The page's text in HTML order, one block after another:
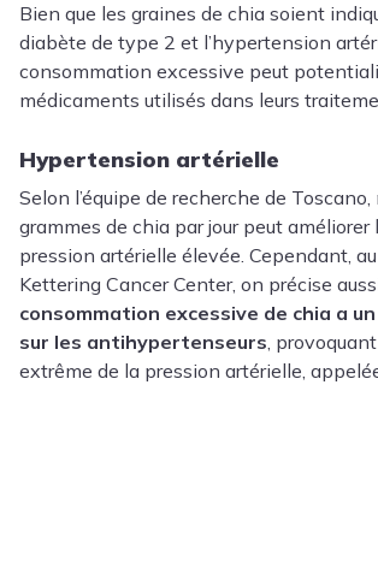
Bien que les graines de chia soient
diabète de type 2 et l’hypertension
consommation excessive peut
médicaments utilisés dans leurs
Hypertension artérielle
Selon l’équipe de recherche de
grammes de chia par jour peut
pression artérielle élevée. Cependant,
Kettering Cancer Center, on précise
consommation excessive de chia a
sur les antihypertenseurs,
extrême de la pression artérielle,